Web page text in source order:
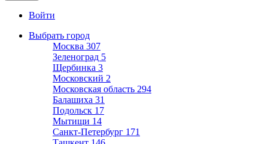
Войти
Выбрать город
Москва 307
Зеленоград 5
Щербинка 3
Московский 2
Московская область 294
Балашиха 31
Подольск 17
Мытищи 14
Санкт-Петербург 171